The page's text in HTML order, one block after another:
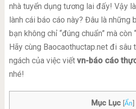
nhà tuyển dụng tương lai đấy! Vậy
lành cái báo cáo này? Đâu là những
bạn không chỉ “đúng chuẩn” mà còn
Hãy cùng Baocaothuctap.net đi sâu
ngách của việc viết vn-báo cáo
nhé!
Mục Lục [Ẩn]